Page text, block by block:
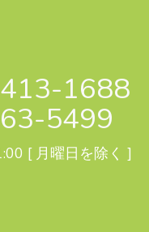
1688
5499
[ 月曜日を除く ]